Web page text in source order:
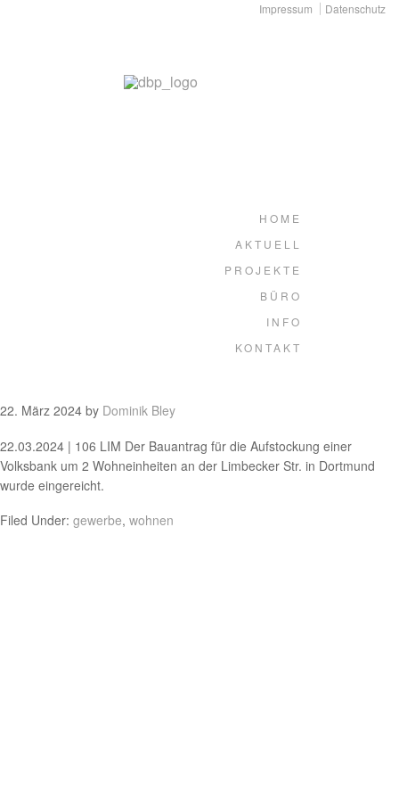
Impressum Datenschutz
HOME
AKTUELL
PROJEKTE
BÜRO
INFO
KONTAKT
22. März 2024 by Dominik Bley
22.03.2024 | 106 LIM Der Bauantrag für die Aufstockung einer
Volksbank um 2 Wohneinheiten an der Limbecker Str. in Dortmund
wurde eingereicht.
Filed Under: gewerbe, wohnen